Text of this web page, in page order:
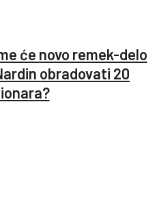
će novo remek-delo
obradovati 20